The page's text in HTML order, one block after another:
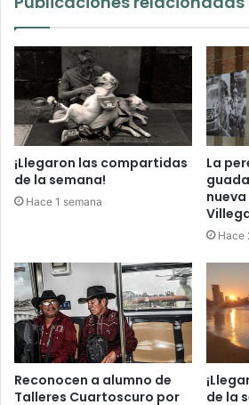
¡Llegaron las compartidas
de la semana!
Hace 1 semana
La
Hace
Reconocen a alumno de
Talleres Cuartoscuro por
de la